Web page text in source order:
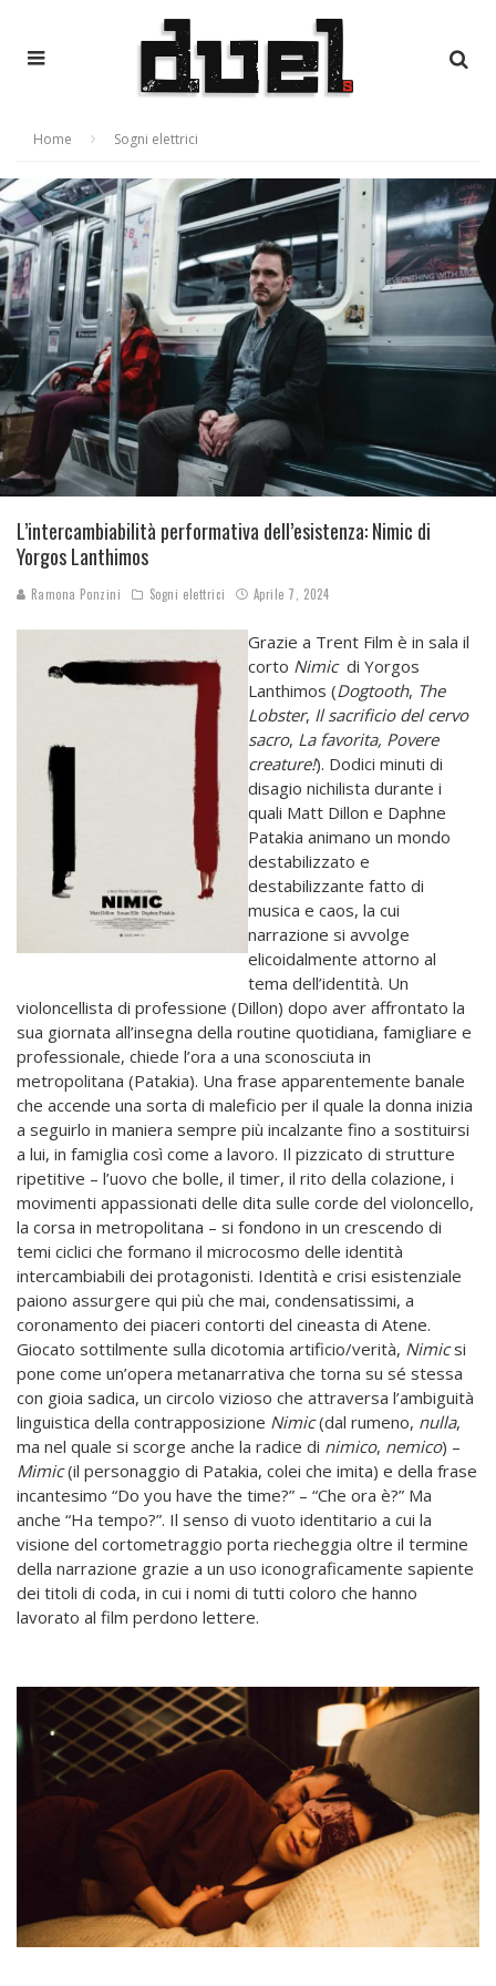
Home Sogni elettrici
L’intercambiabilità performativa dell’esistenza: Nimic di
Yorgos Lanthimos
Ramona Ponzini Sogni elettrici Aprile 7, 2024
Grazie a Trent Film è in sala il
corto Nimicdi Yorgos
Lanthimos (Dogtooth, The
Lobster, Il sacrificio del cervo
sacro, La favorita, Povere
creature!). Dodici minuti di
disagio nichilista durante i
quali Matt Dillon e Daphne
Patakia animano un mondo
destabilizzato e
destabilizzante fatto di
musica e caos, la cui
narrazione si avvolge
elicoidalmente attorno al
tema dell’identità. Un
violoncellista di professione (Dillon) dopo aver affrontato la
sua giornata all’insegna della routine quotidiana, famigliare e
professionale, chiede l’ora a una sconosciuta in
metropolitana (Patakia). Una frase apparentemente banale
che accende una sorta di maleficio per il quale la donna inizia
a seguirlo in maniera sempre più incalzante fino a sostituirsi
a lui, in famiglia così come a lavoro. Il pizzicato di strutture
ripetitive – l’uovo che bolle, il timer, il rito della colazione, i
movimenti appassionati delle dita sulle corde del violoncello,
la corsa in metropolitana – si fondono in un crescendo di
temi ciclici che formano il microcosmo delle identità
intercambiabili dei protagonisti. Identità e crisi esistenziale
paiono assurgere qui più che mai, condensatissimi, a
coronamento dei piaceri contorti del cineasta di Atene.
Giocato sottilmente sulla dicotomia artificio/verità, Nimicsi
pone come un’opera metanarrativa che torna su sé stessa
con gioia sadica, un circolo vizioso che attraversa l’ambiguità
linguistica della contrapposizione Nimic(dal rumeno, nulla,
ma nel quale si scorge anche la radice di nimico, nemico) –
Mimic(il personaggio di Patakia, colei che imita) e della frase
incantesimo “Do you have the time?” – “Che ora è?” Ma
anche “Ha tempo?”. Il senso di vuoto identitario a cui la
visione del cortometraggio porta riecheggia oltre il termine
della narrazione grazie a un uso iconograficamente sapiente
dei titoli di coda, in cui i nomi di tutti coloro che hanno
lavorato al film perdono lettere.